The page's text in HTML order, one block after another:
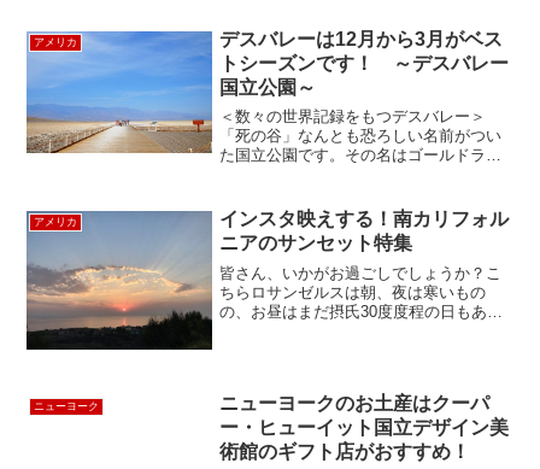
選んだニューヨークで一番ホットなナイ
トライフを楽しむ...
アメリカ
デスバレーは12月から3月がベス
トシーズンです！ ～デスバレー
国立公園～
＜数々の世界記録をもつデスバレー＞
「死の谷」なんとも恐ろしい名前がつい
た国立公園です。その名はゴールドラッ
だグループのうちの一人が、暑さと脱水
症状により、絶命した...
アメリカ
インスタ映えする！南カリフォル
ニアのサンセット特集
皆さん、いかがお過ごしでしょうか？こ
ちらロサンゼルスは朝、夜は寒いもの
の、お昼はまだ摂氏30度度程の日もあり
ニューヨーク
ニューヨークのお土産はクーパ
ー・ヒューイット国立デザイン美
術館のギフト店がおすすめ！